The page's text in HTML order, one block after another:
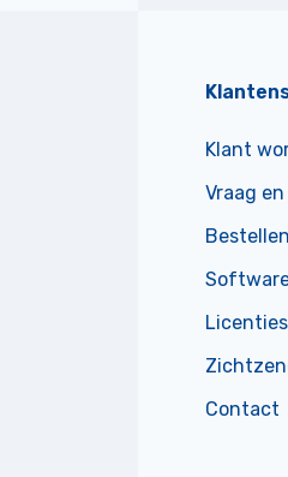
Klant
Vraag
Contact